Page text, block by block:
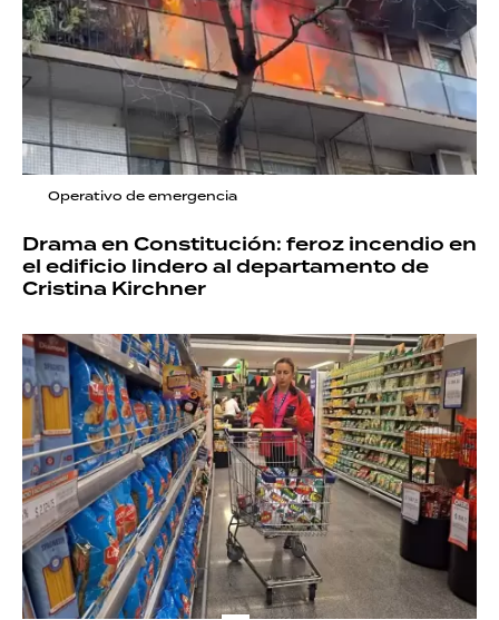
Operativo de emergencia
Drama en Constitución: feroz incendio en
el edificio lindero al departamento de
Cristina Kirchner